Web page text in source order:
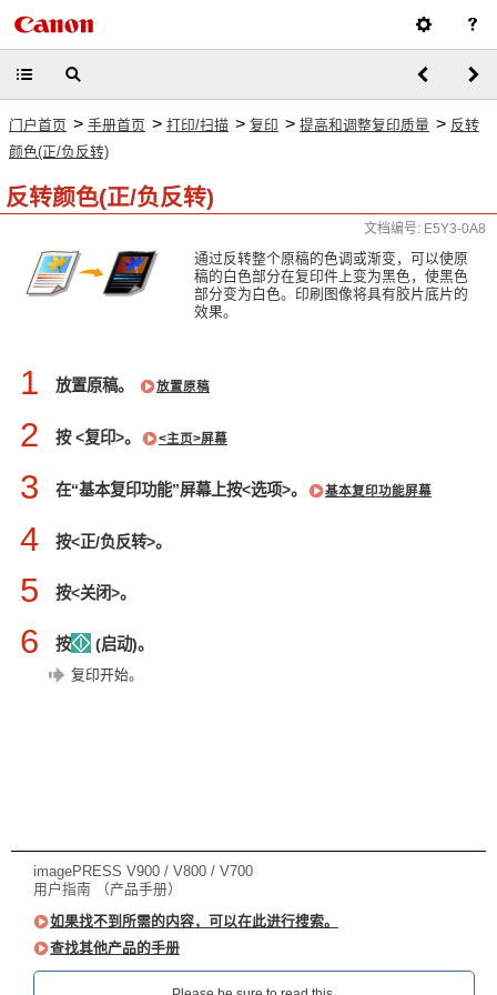
门户首页 > 手册首页 > 打印/扫描 > 复印 > 提高和调整复印质量 > 反转
颜色(正/负反转)
反转颜色(正/负反转)
文档编号: E5Y3-0A8
通过反转整个原稿的色调或渐变，可以使原
稿的白色部分在复印件上变为黑色，使黑色
部分变为白色。印刷图像将具有胶片底片的
效果。
1 放置原稿。 放置原稿
2 按 <复印>。 <主页>屏幕
3 在“基本复印功能”屏幕上按<选项>。 基本复印功能屏幕
4 按<正/负反转>。
5 按<关闭>。
6 按 (启动)。
复印开始。
imagePRESS V900 / V800 / V700
用户指南 （产品手册）
如果找不到所需的内容，可以在此进行搜索。
查找其他产品的手册